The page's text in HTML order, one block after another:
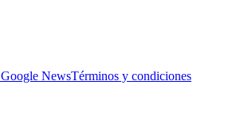
Google NewsTérminos y condiciones